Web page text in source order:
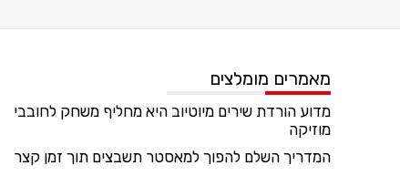
מאמרים מומלצים
מדוע הורדת שירים מיוטיוב היא מחליף משחק לחובבי
מוזיקה
המדריך השלם להפוך למאסטר תשבצים תוך זמן קצר